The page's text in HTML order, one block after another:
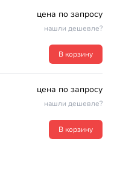
цена по запросу
нашли дешевле?
В корзину
цена по запросу
нашли дешевле?
В корзину